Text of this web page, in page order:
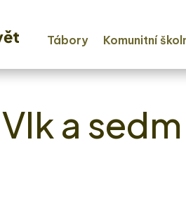
Tábory Komunitní
a